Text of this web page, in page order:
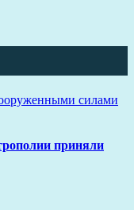
силами
приняли